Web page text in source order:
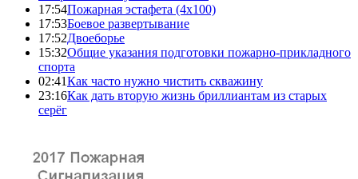
17:54Пожарная эстафета (4x100)
17:53Боевое развертывание
17:52Двоеборье
15:32Общие указания подготовки пожарно-прикладного
спорта
02:41Как часто нужно чистить скважину
23:16Как дать вторую жизнь бриллиантам из старых
серёг